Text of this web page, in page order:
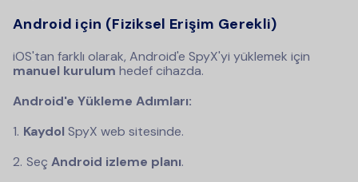
Android için (Fiziksel Erişim Gerekli)
iOS'tan farklı olarak, Android'e SpyX'yi yüklemek için
manuel kurulum hedef cihazda.
Android'e Yükleme Adımları:
Kaydol SpyX web sitesinde.
Seç Android izleme planı.